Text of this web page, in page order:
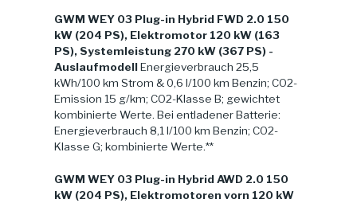
GWM WEY 03 Plug-in Hybrid FWD 2.0 150
kW (204 PS), Elektromotor 120 kW (163
PS), Systemleistung 270 kW (367 PS) -
AuslaufmodellEnergieverbrauch 25,5
kWh/100 km Strom & 0,6 l/100 km Benzin; CO2-
Emission 15 g/km; CO2-Klasse B; gewichtet
kombinierte Werte. Bei entladener Batterie:
Energieverbrauch 8,1 l/100 km Benzin; CO2-
Klasse G; kombinierte Werte.**
GWM WEY 03 Plug-in Hybrid AWD 2.0 150
kW (204 PS), Elektromotoren vorn 120 kW